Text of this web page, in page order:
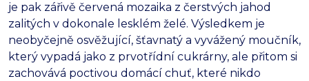
je pak zářivě červená mozaika z čerstvých jahod
zalitých v dokonale lesklém želé. Výsledkem je
neobyčejně osvěžující, šťavnatý a vyvážený moučník,
který vypadá jako z prvotřídní cukrárny, ale přitom si
zachovává poctivou domácí chuť, které nikdo